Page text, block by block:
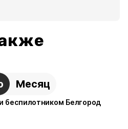
Месяц
беспилотником Белгород